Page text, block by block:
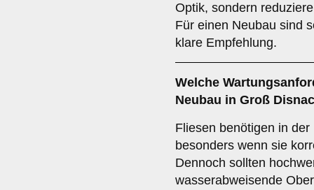
Optik, sondern
Für einen Neubau sind
klare Empfehlung.
Welche
Neubau in Groß
Fliesen benötigen in
besonders wenn sie
Dennoch sollten
wasserabweisende